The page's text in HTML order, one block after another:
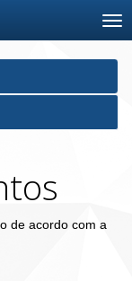
de acordo com a